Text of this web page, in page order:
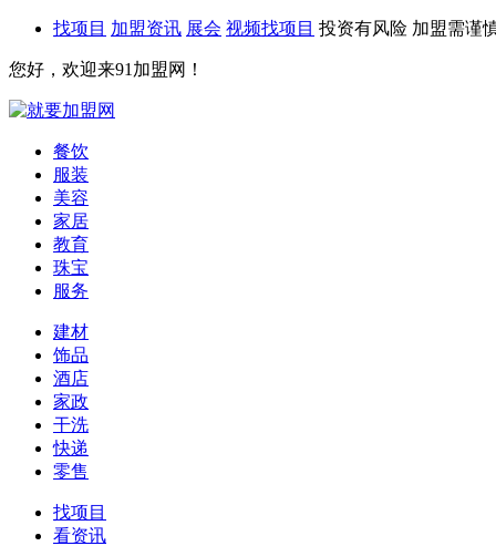
找项目 加盟资讯 展会 视频找项目 投资有风险 加盟需谨
您好，欢迎来91加盟网！
餐饮
服装
美容
家居
教育
珠宝
服务
建材
饰品
酒店
家政
干洗
快递
零售
找项目
看资讯